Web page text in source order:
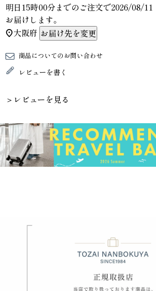
明日 15時00分までのご注文で2026/08/11
お届けします。
大阪府 お届け先を変更
商品についてのお問い合わせ
レビューを書く
＞レビューを見る